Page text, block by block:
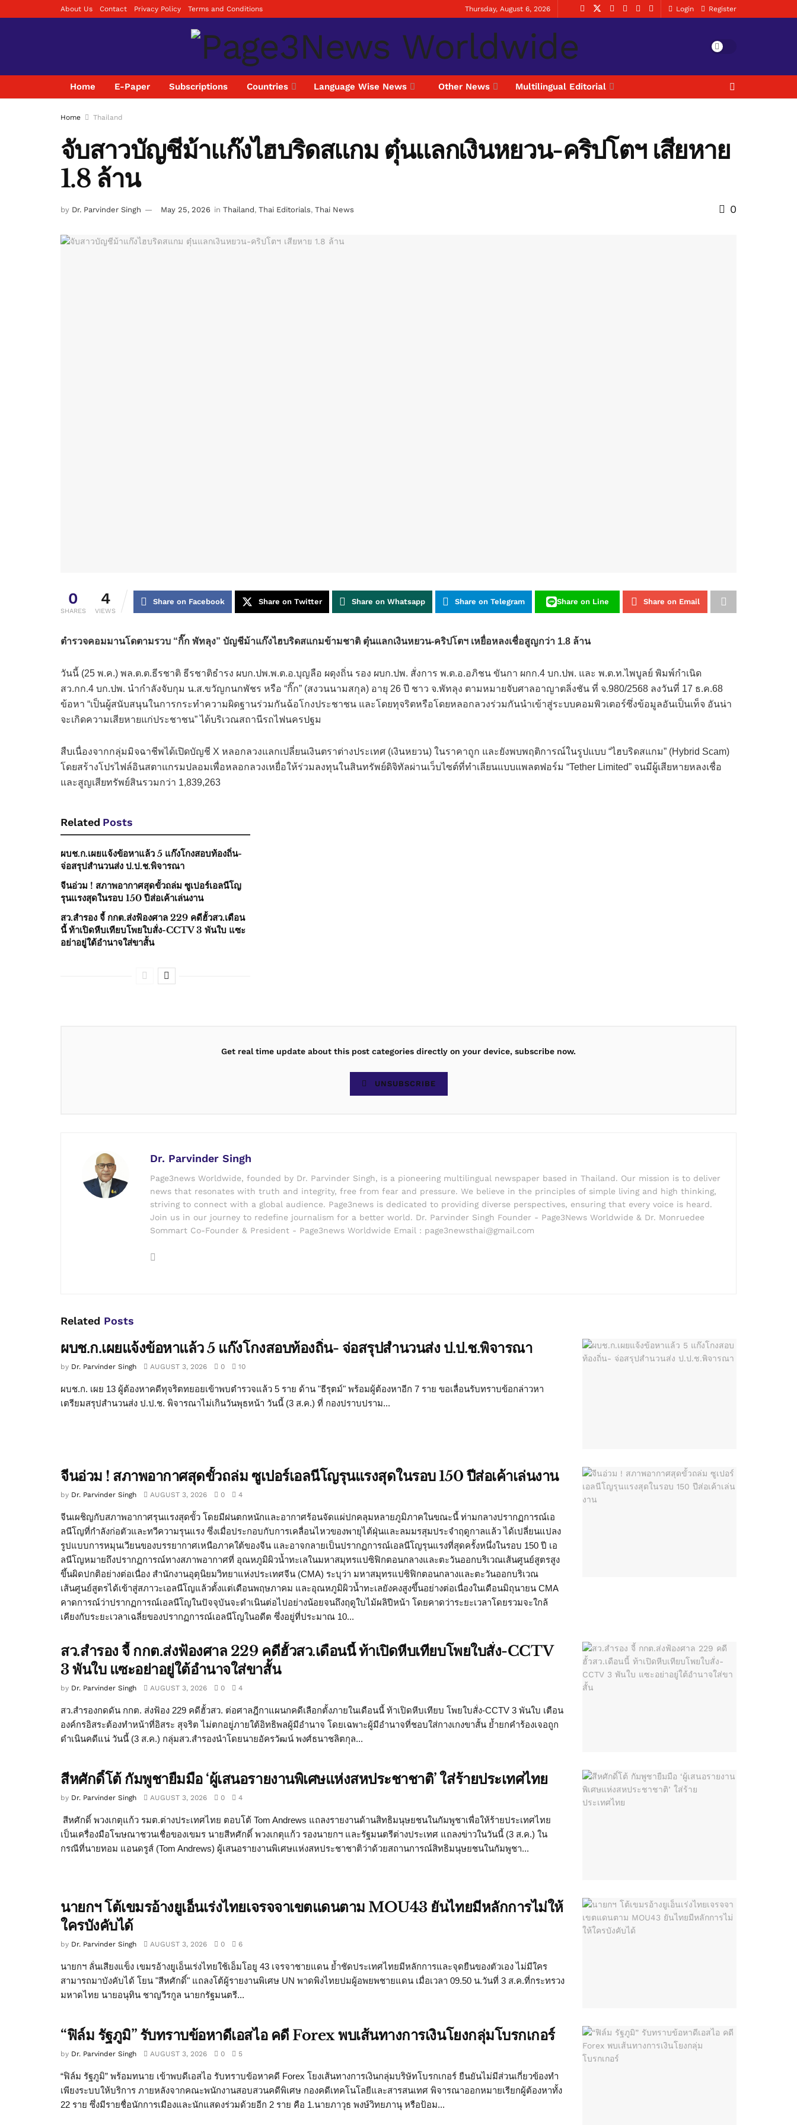
About Us Contact Privacy Policy Terms and Conditions Thursday, August 6, 2026 Login Register
Home E-Paper Subscriptions Countries Language Wise News Other News Multilingual Editorial
Home Thailand
จับสาวบัญชีม้าแก๊งไฮบริดสแกม ตุ๋นแลกเงินหยวน-คริปโตฯ เสียหาย
1.8 ล้าน
by Dr. Parvinder Singh May 25, 2026 in Thailand, Thai Editorials, Thai News 0
0
SHARES
4
VIEWS
Share on Facebook Share on Twitter Share on Whatsapp Share on Telegram Share on Line Share on Email
ตำรวจคอมมานโดตามรวบ “กิ๊ก พัทลุง” บัญชีม้าแก๊งไฮบริดสแกมข้ามชาติ ตุ๋นแลกเงินหยวน-คริปโตฯ เหยื่อหลงเชื่อสูญกว่า 1.8 ล้าน
วันนี้ (25 พ.ค.) พล.ต.ต.ธีรชาติ ธีรชาติธำรง ผบก.ปพ.พ.ต.อ.บุญลือ ผดุงถิ่น รอง ผบก.ปพ. สั่งการ พ.ต.อ.อภิชน ขันกา ผกก.4 บก.ปพ. และ พ.ต.ท.ไพบูลย์ พิมพ์กำเนิด
สว.กก.4 บก.ปพ. นำกำลังจับกุม น.ส.ขวัญกนกพัชร หรือ “กิ๊ก” (สงวนนามสกุล) อายุ 26 ปี ชาว จ.พัทลุง ตามหมายจับศาลอาญาตลิ่งชัน ที่ จ.980/2568 ลงวันที่ 17 ธ.ค.68
ข้อหา “เป็นผู้สนับสนุนในการกระทำความผิดฐานร่วมกันฉ้อโกงประชาชน และโดยทุจริตหรือโดยหลอกลวงร่วมกันนำเข้าสู่ระบบคอมพิวเตอร์ซึ่งข้อมูลอันเป็นเท็จ อันน่า
จะเกิดความเสียหายแก่ประชาชน” ได้บริเวณสถานีรถไฟนครปฐม
สืบเนื่องจากกลุ่มมิจฉาชีพได้เปิดบัญชี X หลอกลวงแลกเปลี่ยนเงินตราต่างประเทศ (เงินหยวน) ในราคาถูก และยังพบพฤติการณ์ในรูปแบบ “ไฮบริดสแกม” (Hybrid Scam)
โดยสร้างโปรไฟล์อินสตาแกรมปลอมเพื่อหลอกลวงเหยื่อให้ร่วมลงทุนในสินทรัพย์ดิจิทัลผ่านเว็บไซต์ที่ทำเลียนแบบแพลตฟอร์ม “Tether Limited” จนมีผู้เสียหายหลงเชื่อ
และสูญเสียทรัพย์สินรวมกว่า 1,839,263
Related Posts
ผบช.ก.เผยแจ้งข้อหาแล้ว 5 แก๊งโกงสอบท้องถิ่น-
จ่อสรุปสำนวนส่ง ป.ป.ช.พิจารณา
จีนอ่วม ! สภาพอากาศสุดขั้วถล่ม ซูเปอร์เอลนีโญ
รุนแรงสุดในรอบ 150 ปีส่อเค้าเล่นงาน
สว.สำรอง จี้ กกต.ส่งฟ้องศาล 229 คดีฮั้วสว.เดือน
นี้ ท้าเปิดหีบเทียบโพยใบสั่ง-CCTV 3 พันใบ แซะ
อย่าอยู่ใต้อำนาจใส่ขาสั้น
Get real time update about this post categories directly on your device, subscribe now.
UNSUBSCRIBE
Dr. Parvinder Singh
Page3news Worldwide, founded by Dr. Parvinder Singh, is a pioneering multilingual newspaper based in Thailand. Our mission is to deliver
news that resonates with truth and integrity, free from fear and pressure. We believe in the principles of simple living and high thinking,
striving to connect with a global audience. Page3news is dedicated to providing diverse perspectives, ensuring that every voice is heard.
Join us in our journey to redefine journalism for a better world. Dr. Parvinder Singh Founder - Page3News Worldwide & Dr. Monruedee
Sommart Co-Founder & President - Page3news Worldwide Email : page3newsthai@gmail.com
Related Posts
ผบช.ก.เผยแจ้งข้อหาแล้ว 5 แก๊งโกงสอบท้องถิ่น- จ่อสรุปสำนวนส่ง ป.ป.ช.พิจารณา
by Dr. Parvinder Singh AUGUST 3, 2026 0 10
ผบช.ก. เผย 13 ผู้ต้องหาคดีทุจริตทยอยเข้าพบตำรวจแล้ว 5 ราย ด้าน "ธีรุตม์" พร้อมผู้ต้องหาอีก 7 ราย ขอเลื่อนรับทราบข้อกล่าวหา
เตรียมสรุปสำนวนส่ง ป.ป.ช. พิจารณาไม่เกินวันพุธหน้า วันนี้ (3 ส.ค.) ที่ กองปราบปราม...
จีนอ่วม ! สภาพอากาศสุดขั้วถล่ม ซูเปอร์เอลนีโญรุนแรงสุดในรอบ 150 ปีส่อเค้าเล่นงาน
by Dr. Parvinder Singh AUGUST 3, 2026 0 4
จีนเผชิญกับสภาพอากาศรุนแรงสุดขั้ว โดยมีฝนตกหนักและอากาศร้อนจัดแผ่ปกคลุมหลายภูมิภาคในขณะนี้ ท่ามกลางปรากฏการณ์เอ
ลนีโญที่กำลังก่อตัวและทวีความรุนแรง ซึ่งเมื่อประกอบกับการเคลื่อนไหวของพายุไต้ฝุ่นและลมมรสุมประจำฤดูกาลแล้ว ได้เปลี่ยนแปลง
รูปแบบการหมุนเวียนของบรรยากาศเหนือภาคใต้ของจีน และอาจกลายเป็นปรากฏการณ์เอลนีโญรุนแรงที่สุดครั้งหนึ่งในรอบ 150 ปี เอ
ลนีโญหมายถึงปรากฏการณ์ทางสภาพอากาศที่ อุณหภูมิผิวน้ำทะเลในมหาสมุทรแปซิฟิกตอนกลางและตะวันออกบริเวณเส้นศูนย์สูตรสูง
ขึ้นผิดปกติอย่างต่อเนื่อง สำนักงานอุตุนิยมวิทยาแห่งประเทศจีน (CMA) ระบุว่า มหาสมุทรแปซิฟิกตอนกลางและตะวันออกบริเวณ
เส้นศูนย์สูตรได้เข้าสู่สภาวะเอลนีโญแล้วตั้งแต่เดือนพฤษภาคม และอุณหภูมิผิวน้ำทะเลยังคงสูงขึ้นอย่างต่อเนื่องในเดือนมิถุนายน CMA
คาดการณ์ว่าปรากฏการณ์เอลนีโญในปัจจุบันจะดำเนินต่อไปอย่างน้อยจนถึงฤดูใบไม้ผลิปีหน้า โดยคาดว่าระยะเวลาโดยรวมจะใกล้
เคียงกับระยะเวลาเฉลี่ยของปรากฏการณ์เอลนีโญในอดีต ซึ่งอยู่ที่ประมาณ 10...
สว.สำรอง จี้ กกต.ส่งฟ้องศาล 229 คดีฮั้วสว.เดือนนี้ ท้าเปิดหีบเทียบโพยใบสั่ง-CCTV
3 พันใบ แซะอย่าอยู่ใต้อำนาจใส่ขาสั้น
by Dr. Parvinder Singh AUGUST 3, 2026 0 4
สว.สำรองกดดัน กกต. ส่งฟ้อง 229 คดีฮั้วสว. ต่อศาลฎีกาแผนกคดีเลือกตั้งภายในเดือนนี้ ท้าเปิดหีบเทียบ โพยใบสั่ง-CCTV 3 พันใบ เตือน
องค์กรอิสระต้องทำหน้าที่อิสระ สุจริต ไม่ตกอยู่ภายใต้อิทธิพลผู้มีอำนาจ โดยเฉพาะผู้มีอำนาจที่ชอบใส่กางเกงขาสั้น ย้ำยกคำร้องเจอถูก
ดำเนินคดีแน่ วันนี้ (3 ส.ค.) กลุ่มสว.สำรองนำโดยนายอัครวัฒน์ พงศ์ธนาชลิตกุล...
สีหศักดิ์โต้ กัมพูชายืมมือ ‘ผู้เสนอรายงานพิเศษแห่งสหประชาชาติ’ ใส่ร้ายประเทศไทย
by Dr. Parvinder Singh AUGUST 3, 2026 0 4
สีหศักดิ์ พวงเกตุแก้ว รมต.ต่างประเทศไทย ตอบโต้ Tom Andrews แถลงรายงานด้านสิทธิมนุษยชนในกัมพูชาเพื่อให้ร้ายประเทศไทย
เป็นเครื่องมือโฆษณาชวนเชื่อของเขมร นายสีหศักดิ์ พวงเกตุแก้ว รองนายกฯ และรัฐมนตรีต่างประเทศ แถลงข่าวในวันนี้ (3 ส.ค.) ใน
กรณีที่นายทอม แอนดรูส์ (Tom Andrews) ผู้เสนอรายงานพิเศษแห่งสหประชาชาติว่าด้วยสถานการณ์สิทธิมนุษยชนในกัมพูชา...
นายกฯ โต้เขมรอ้างยูเอ็นเร่งไทยเจรจจาเขตแดนตาม MOU43 ยันไทยมีหลักการไม่ให้
ใครบังคับได้
by Dr. Parvinder Singh AUGUST 3, 2026 0 6
นายกฯ ลั่นเสียงแข็ง เขมรอ้างยูเอ็นเร่งไทยใช้เอ็มโอยู 43 เจรจาชายแดน ย้ำชัดประเทศไทยมีหลักการและจุดยืนของตัวเอง ไม่มีใคร
สามารถมาบังคับได้ โยน "สีหศักดิ์" แถลงโต้ผู้รายงานพิเศษ UN พาดพิงไทยปมผู้อพยพชายแดน เมื่อเวลา 09.50 น.วันที่ 3 ส.ค.ที่กระทรวง
มหาดไทย นายอนุทิน ชาญวีรกูล นายกรัฐมนตรี...
“ฟิล์ม รัฐภูมิ” รับทราบข้อหาดีเอสไอ คดี Forex พบเส้นทางการเงินโยงกลุ่มโบรกเกอร์
by Dr. Parvinder Singh AUGUST 3, 2026 0 5
“ฟิล์ม รัฐภูมิ” พร้อมทนาย เข้าพบดีเอสไอ รับทราบข้อหาคดี Forex โยงเส้นทางการเงินกลุ่มบริษัทโบรกเกอร์ ยืนยันไม่มีส่วนเกี่ยวข้องทำ
เพียงระบบให้บริการ ภายหลังจากคณะพนักงานสอบสวนคดีพิเศษ กองคดีเทคโนโลยีและสารสนเทศ พิจารณาออกหมายเรียกผู้ต้องหาทั้ง
22 ราย ซึ่งมีรายชื่อนักการเมืองและนักแสดงร่วมด้วยอีก 2 ราย คือ 1.นายภาวุธ พงษ์วิทยภานุ หรือป้อม...